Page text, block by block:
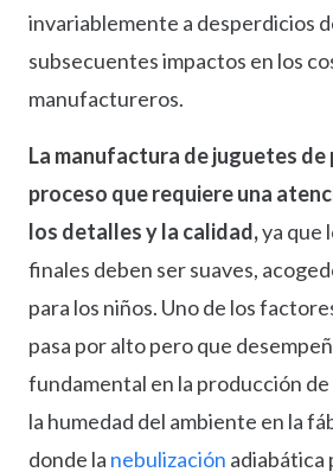
invariablemente a desperdicios
subsecuentes impactos en los
manufactureros.
La manufactura de juguetes de
proceso que requiere una
los detalles y la calidad,ya que
finales deben ser suaves,
para los niños. Uno de los
pasa por alto pero que
fundamental en la producción
la humedad del ambiente en la
donde la nebulización adiabática